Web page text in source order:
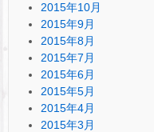
2015年10月
2015年9月
2015年8月
2015年7月
2015年6月
2015年5月
2015年4月
2015年3月